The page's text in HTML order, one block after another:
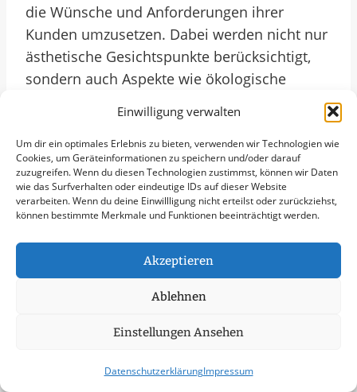
Einwilligung verwalten
Um dir ein optimales Erlebnis zu bieten, verwenden wir Technologien wie
Cookies, um Geräteinformationen zu speichern und/oder darauf
zuzugreifen. Wenn du diesen Technologien zustimmst, können wir Daten
wie das Surfverhalten oder eindeutige IDs auf dieser Website
verarbeiten. Wenn du deine Einwillligung nicht erteilst oder zurückziehst,
können bestimmte Merkmale und Funktionen beeinträchtigt werden.
Akzeptieren
Ablehnen
Einstellungen Ansehen
DatenschutzerklärungImpressum
die Wünsche und Anforderungen ihrer
Kunden umzusetzen. Dabei werden nicht nur
ästhetische Gesichtspunkte berücksichtigt,
sondern auch Aspekte wie ökologische
Nachhaltigkeit und biologische Vielfalt in die
Planung integriert. So entstehen grüne
Oasen, die nicht nur schön anzusehen sind,
sondern auch als wichtige Lebensräume für
Insekten und Vögel dienen.
Im Jahr 2025 wird die Bedeutung von
naturnahen Grünflächen und urbanen Gärten
voraussichtlich weiter zunehmen. In Solms
sind Gartenbauunternehmen darauf
vorbereitet, innovative Konzepte zu
Bedürfnissen gerecht werden. Durch den